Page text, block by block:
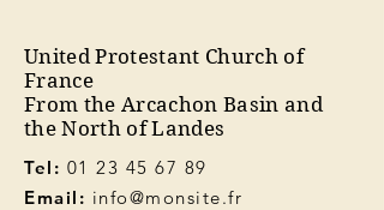
United Protestant Church of
France
From the Arcachon Basin and
the North of Landes
Tel: 01 23 45 67 89
Email: info@monsite.fr